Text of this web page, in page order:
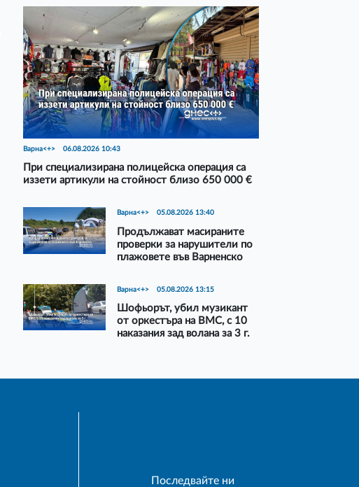
Варна<+> 06.08.2026 10:43
При специализирана полицейска операция са
иззети артикули на стойност близо 650 000 €
Варна<+> 05.08.2026 13:40
Продължават масираните
проверки за нарушители по
плажовете във Варненско
Варна<+> 05.08.2026 13:15
Шофьорът, убил музикант
от оркестъра на ВМС, с 10
наказания зад волана за 3 г.
Последвайте ни